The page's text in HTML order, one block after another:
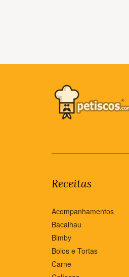
Receitas
Acompanhamentos
Bacalhau
Bimby
Bolos e Tortas
Carne